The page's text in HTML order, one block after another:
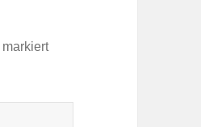
markiert